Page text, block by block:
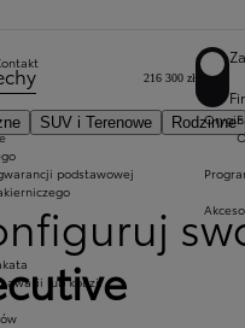
SUV i Terenowe Rodzinne
podstawowej
awarii lub kolizji
216 300 zł